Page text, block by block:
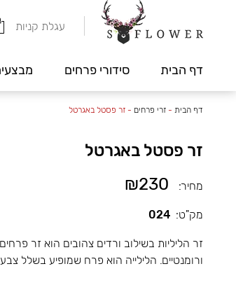
עגלת קניות
דף הבית סידורי פרחים
דף הבית - זרי פרחים - זר פסטל באגרטל
זר פסטל באגרטל
מחיר: ₪230
מק"ט: 024
זר הליליות בשילוב ורדים צהובים הוא זר
ורומנטיים. הלילייה הוא פרח שמופיע בשלל